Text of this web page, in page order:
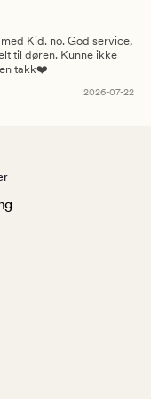
Kid. no. God service,
til døren. Kunne ikke
takk❤️
2026-07-22